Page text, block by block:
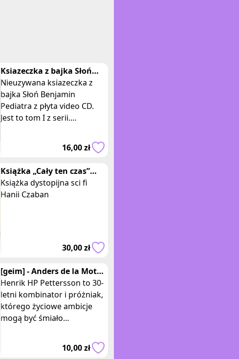
Ksiazeczka z bajka Słoń
Benjamin Pediatra z płyta
CD tom I
Nieuzywana ksiazeczka z
bajka Słoń Benjamin
Pediatra z płyta video CD.
Jest to tom I z serii.
wyjątkowej kolekcji "S
16,00 zł
Książka „Cały ten czas”
Hanii Czaban
Książka dystopijna sci fi
Hanii Czaban
30,00 zł
[geim] - Anders de la Motte
książka kryminał HP
Pettersson
Henrik HP Pettersson to 30-
letni kombinator i próżniak,
którego życiowe ambicje
mogą być śmiało
jeden. Jest zadufany w
10,00 zł